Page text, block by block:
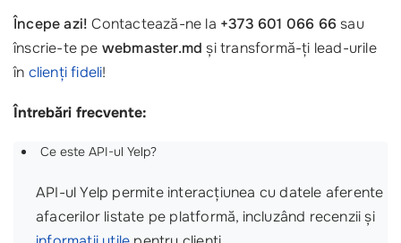
Începe azi! Contactează-ne la +373 601 066 66sau
înscrie-te pe webmaster.md și transformă-ți lead-urile
în clienți fideli!
Întrebări frecvente:
Ce este API-ul Yelp?
API-ul Yelp permite interacțiunea cu datele aferente
afacerilor listate pe platformă, incluzând recenzii și